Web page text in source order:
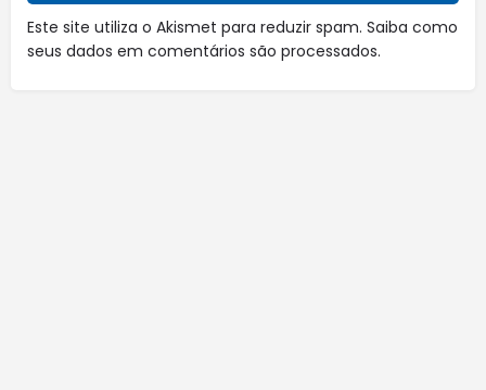
Este site utiliza o Akismet para reduzir spam. Saiba como
seus dados em comentários são processados.